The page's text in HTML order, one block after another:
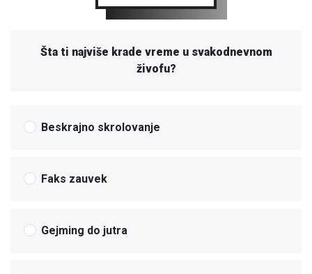
Šta ti najviše krade vreme u svakodnevnom
živofu?
Beskrajno skrolovanje
Faks zauvek
Gejming do jutra